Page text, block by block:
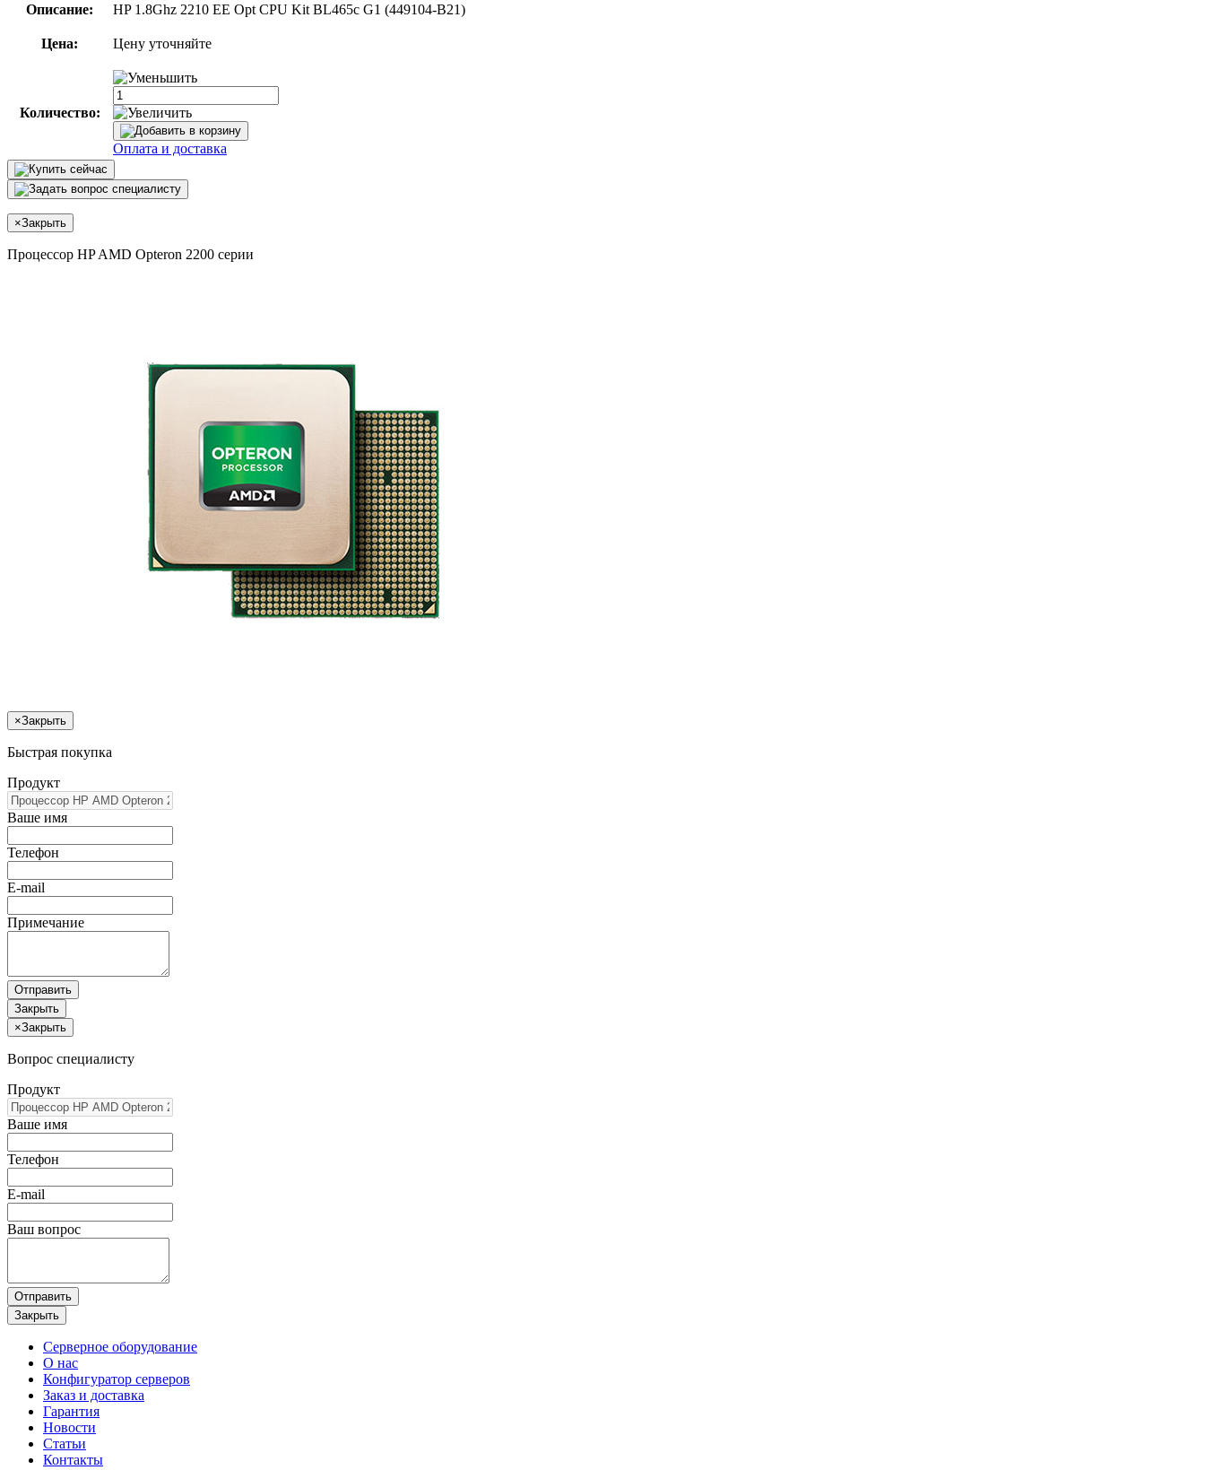
Описание:
HP 1.8Ghz 2210 EE Opt CPU Kit BL465c G1 (449104-B21)
Цена: Цену уточняйте
Количество:
Оплата и доставка
×Закрыть
Процессор HP AMD Opteron 2200 серии
×Закрыть
Быстрая покупка
Продукт
Ваше имя
Телефон
E-mail
Примечание
Отправить
Закрыть
×Закрыть
Вопрос специалисту
Продукт
Ваше имя
Телефон
E-mail
Ваш вопрос
Отправить
Закрыть
Серверное оборудование
О нас
Конфигуратор серверов
Заказ и доставка
Гарантия
Новости
Статьи
Контакты